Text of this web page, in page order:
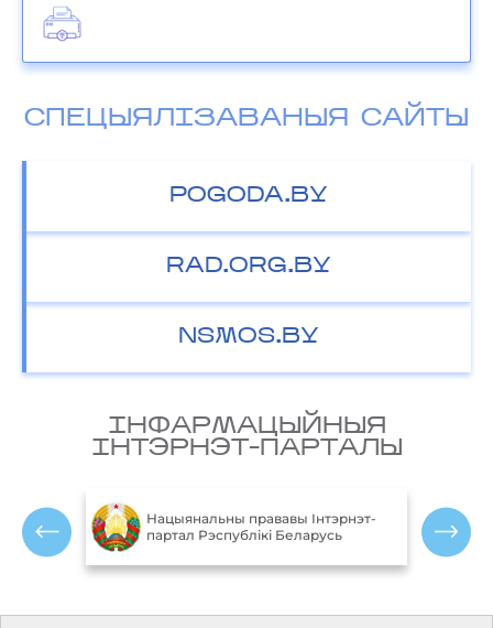
СПЕЦЫЯЛІЗАВАНЫЯ САЙТЫ
POGODA.BY
RAD.ORG.BY
NSMOS.BY
IНФАРМАЦЫЙНЫЯ
IНТЭРНЭТ-ПАРТАЛЫ
Нацыянальны прававы Інтэрнэт-
партал Рэспублікі Беларусь